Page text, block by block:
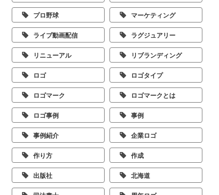
プロ野球 マーケティング
ライブ動画配信 ラグジュアリー
リニューアル リブランディング
ロゴ ロゴタイプ
ロゴマーク ロゴマークとは
ロゴ事例 事例
事例紹介 企業ロゴ
作り方 作成
出版社 北海道